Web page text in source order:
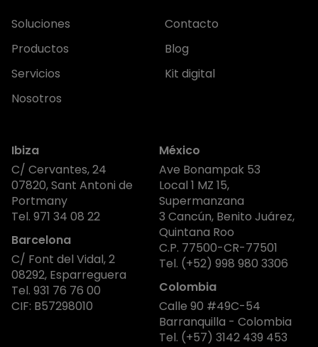
Soluciones
Productos
Servicios
Nosotros
Contacto
Blog
Kit digital
Ibiza
C/ Cervantes, 24
07820, Sant Antoni de
Portmany
Tel. 971 34 08 22
Barcelona
C/ Font del Vidal, 2
08292, Esparreguera
Tel. 931 76 76 00
CIF: B57298010
México
Ave Bonampak 53
Local 1 MZ 15,
Supermanzana
3 Cancún, Benito Juárez,
Quintana Roo
C.P. 77500-CR-77501
Tel. (+52) 998 980 3306
Colombia
Calle 90 #49C-54
Barranquilla - Colombia
Tel. (+57) 3142 439 453